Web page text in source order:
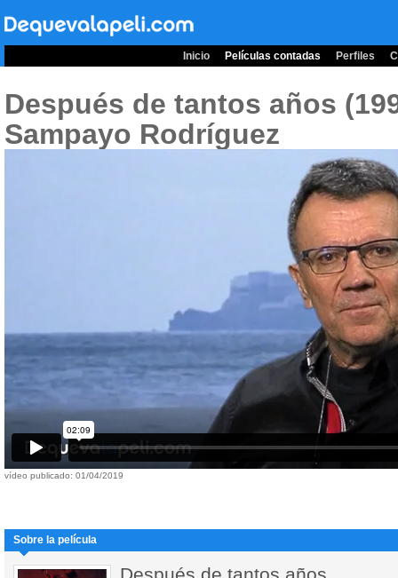
Inicio Películas contadas Perfiles
Después de tantos años
Sampayo Rodríguez
vídeo publicado: 01/04/2019
Sobre la película